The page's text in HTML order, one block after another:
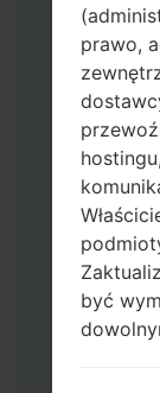
wersję
wybierz
AP:
CP:
Dodaj
prawo,
być